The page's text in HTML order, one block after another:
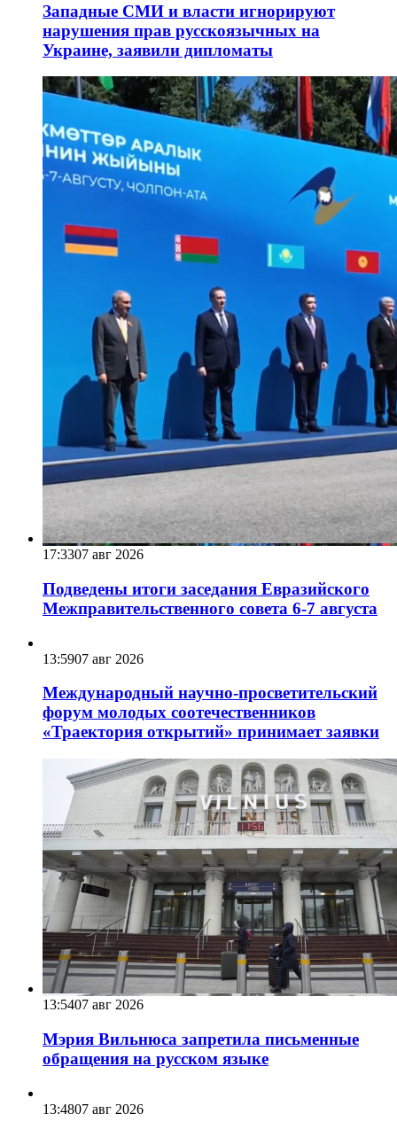
Западные СМИ и власти игнорируют
нарушения прав русскоязычных на
Украине, заявили дипломаты
17:3307 авг 2026
Подведены итоги заседания Евразийского
Межправительственного совета 6-7 августа
13:5907 авг 2026
Международный научно-просветительский
форум молодых соотечественников
«Траектория открытий» принимает заявки
13:5407 авг 2026
Мэрия Вильнюса запретила письменные
обращения на русском языке
13:4807 авг 2026